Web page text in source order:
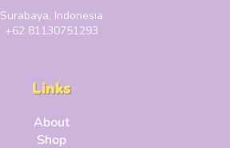
Surabaya, Indonesia
+62 81130751293
Links
About
Shop